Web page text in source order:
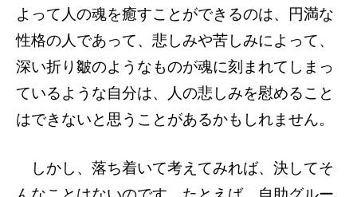
よって人の魂を癒すことができるのは、円満な
性格の人であって、悲しみや苦しみによって、
深い折り皺のようなものが魂に刻まれてしまっ
ているような自分は、人の悲しみを慰めること
はできないと思うことがあるかもしれません。
しかし、落ち着いて考えてみれば、決してそ